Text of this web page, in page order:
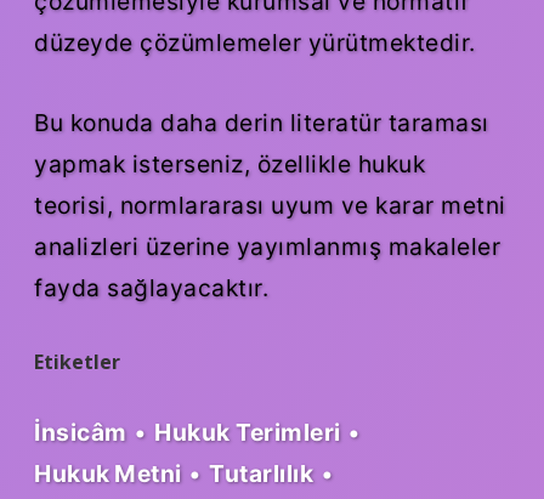
düzeyde çözümlemeler yürütmektedir.
Bu konuda daha derin literatür taraması
yapmak isterseniz, özellikle hukuk
teorisi, normlararası uyum ve karar metni
analizleri üzerine yayımlanmış makaleler
fayda sağlayacaktır.
Etiketler
İnsicâm • Hukuk Terimleri•
Hukuk Metni• Tutarlılık•